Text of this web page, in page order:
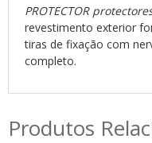
PROTECTOR
revestimento exterior
tiras de fixação com
completo.
Produtos